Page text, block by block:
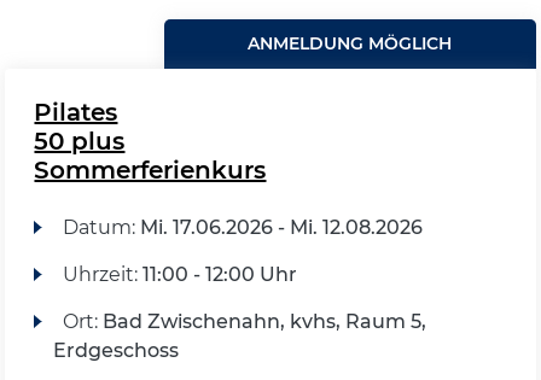
ANMELDUNG MÖGLICH
Pilates
50 plus
Sommerferienkurs
Datum: Mi. 17.06.2026 - Mi. 12.08.2026
Uhrzeit: 11:00 - 12:00 Uhr
Ort: Bad Zwischenahn, kvhs, Raum 5,
Erdgeschoss